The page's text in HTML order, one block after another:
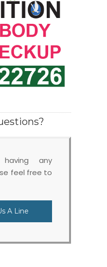
any
feel free to
A Line